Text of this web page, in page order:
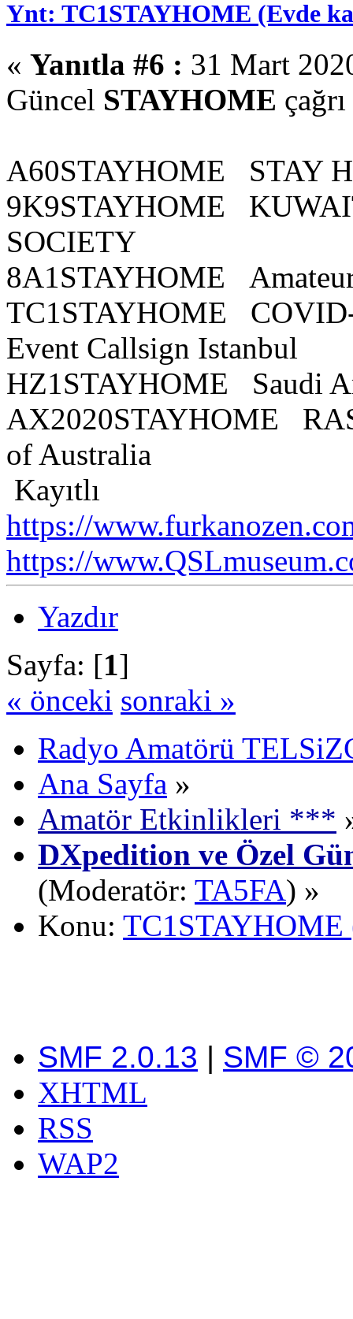
Ynt: TC1STAYHOME (Evde
« Yanıtla #6 : 31 Mart
Güncel STAYHOME
A60STAYHOME STAY
9K9STAYHOME
SOCIETY
8A1STAYHOME
TC1STAYHOME COVID-
Event Callsign Istanbul
HZ1STAYHOME Saudi
AX2020STAYHOME
of Australia
Kayıtlı
https://
https://
Yazdır
Sayfa: [1]
« önceki sonraki »
Radyo Amatörü
Ana Sayfa »
Amatör Etkinlikleri ***
DXpedition ve Özel
(Moderatör: TA5FA) »
Konu:
SMF 2.0.13 | SMF ©
XHTML
RSS
WAP2